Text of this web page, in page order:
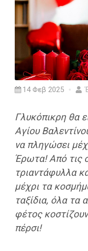
14 Φεβ 2025
Γλυκόπικρη θα
Αγίου
να πληγώσει
Έρωτα! Από τις
τριαντάφυλλα
μέχρι τα
ταξίδια, όλα τα
φέτος
πέρσι!